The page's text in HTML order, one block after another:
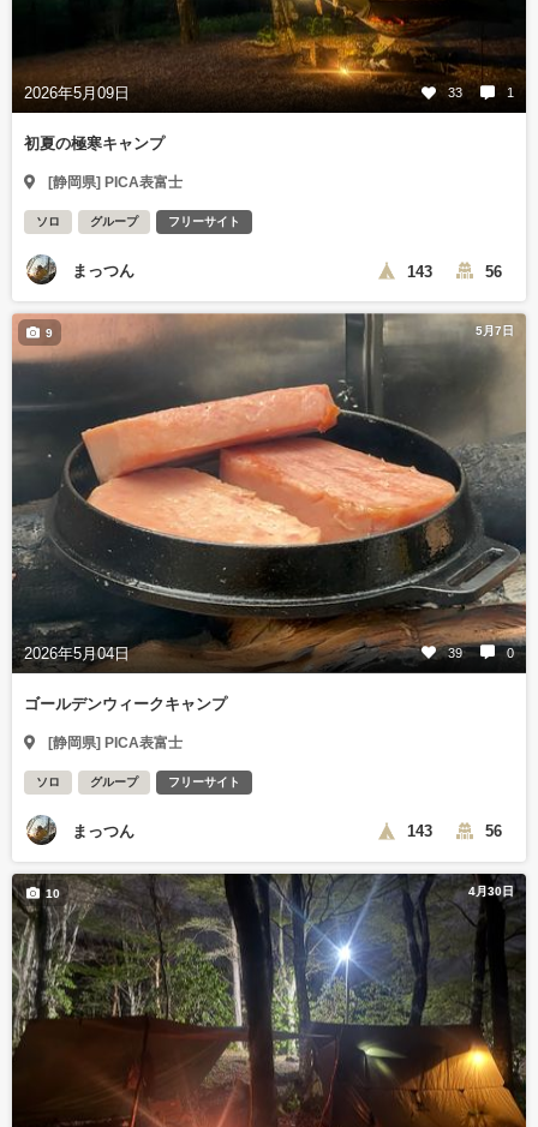
2026年5月09日 33 1
初夏の極寒キャンプ
[静岡県] PICA表富士
ソロ グループ フリーサイト
まっつん 143 56
5月7日
2026年5月04日 39 0
9
ゴールデンウィークキャンプ
[静岡県] PICA表富士
ソロ グループ フリーサイト
まっつん 143 56
4月30日
10